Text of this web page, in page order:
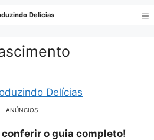
Delícias
Delícias
ANÚNCIOS
conferir o guia completo!